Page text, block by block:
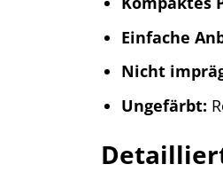
Einfache
Nicht
Ungefärbt: